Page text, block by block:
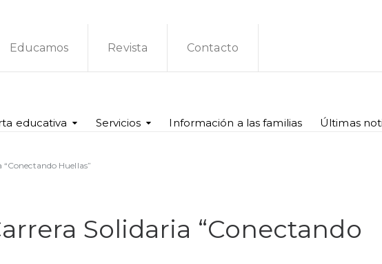
Educamos Revista Contacto
educativa Servicios Información a las familias Últimas
Huellas”
Solidaria “Conectando